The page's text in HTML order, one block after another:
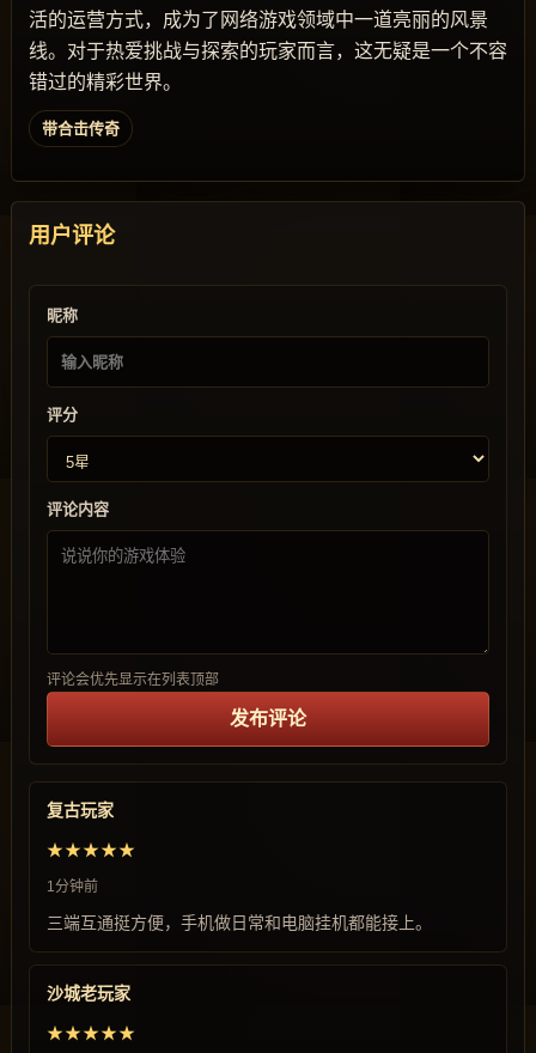
活的运营方式，成为了网络游戏领域中一道亮丽的风景
线。对于热爱挑战与探索的玩家而言，这无疑是一个不容
错过的精彩世界。
带合击传奇
用户评论
昵称
评分
评论内容
评论会优先显示在列表顶部
发布评论
复古玩家
★★★★★
1分钟前
三端互通挺方便，手机做日常和电脑挂机都能接上。
沙城老玩家
★★★★★